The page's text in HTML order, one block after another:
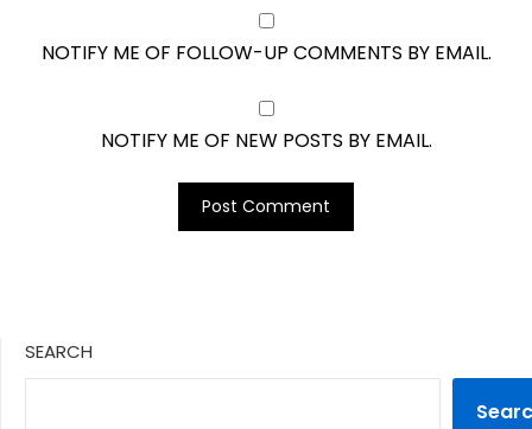
NOTIFY ME OF FOLLOW-UP COMMENTS BY EMAIL.
NOTIFY ME OF NEW POSTS BY EMAIL.
SEARCH